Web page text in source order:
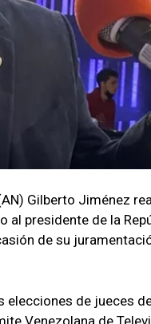
Gilberto Jiménez
al presidente de la
de su
de jueces